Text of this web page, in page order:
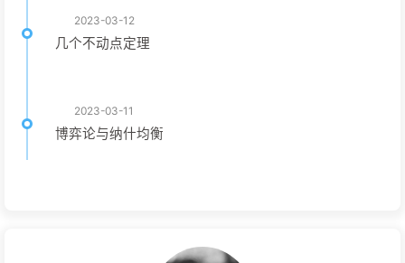
2023-03-12
几个不动点定理
2023-03-11
博弈论与纳什均衡